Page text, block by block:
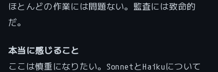
ほとんどの作業には問題ない。監査には致命的
だ。
本当に感じること
ここは慎重になりたい。SonnetとHaikuについて